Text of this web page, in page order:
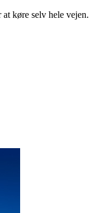
køre selv hele vejen.